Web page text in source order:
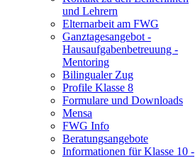
und Lehrern
Elternarbeit am FWG
Ganztagesangebot -
Hausaufgabenbetreuung -
Mentoring
Bilingualer Zug
Profile Klasse 8
Formulare und Downloads
Mensa
FWG Info
Beratungsangebote
Informationen für Klasse 10 -